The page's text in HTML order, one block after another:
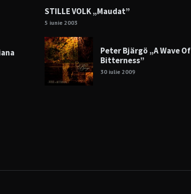
STILLE VOLK „Maudat”
5 iunie 2003
Peter Bjärgö „A Wave Of
Bitterness”
30 iulie 2009